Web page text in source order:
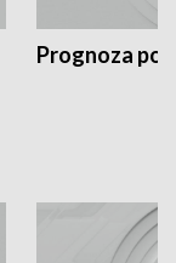
Prognoza